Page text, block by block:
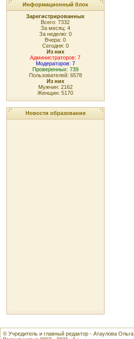
Информационный блок
Зарегистрированных
Всего: 7332
За месяц: 4
За неделю: 0
Вчера: 0
Сегодня: 0
Из них
Администраторов: 7
Модераторов: 7
Проверенных: 739
Пользователей: 6578
Из них
Мужчин: 2162
Женщин: 5170
Новости образования
© Учредитель и главный редактор - Атаулова Ольга